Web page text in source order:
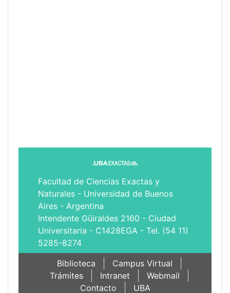
Facultad de Ciencias Exactas y
Naturales - Universidad de Buenos
Aires - Argentina
Intendente Güiraldes 2160 - Ciudad
Universitaria - C1428EGA - Tel. (54 11)
5285-8274
Biblioteca
Campus Virtual
Trámites
Intranet
Webmail
Contacto
UBA